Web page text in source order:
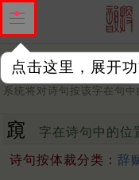
点击这里，展开
字：
系统将对诗句按该字在句中
竀 字在诗句中的位
诗句按体裁分类： 辞